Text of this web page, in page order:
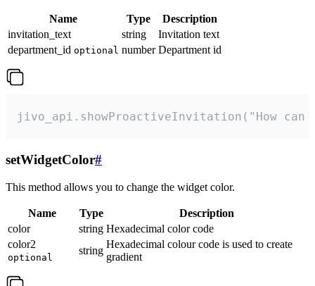
Name Type
Description
invitation_text
string
Invitation text
department_id optional number Department id
jivo_api.showProactiveInvitation("How
setWidgetColor#
This method allows you to change the widget color.
Name Type
Description
color
string Hexadecimal color code
color2
optional
string
Hexadecimal colour code is used to create
gradient